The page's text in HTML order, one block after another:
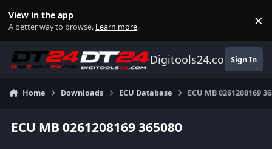
View in the app
A better way to browse. Learn more. ×
Digitools24.comSign In
Home Downloads ECU Database ECU MB 0261208169
ECU MB 0261208169 365080